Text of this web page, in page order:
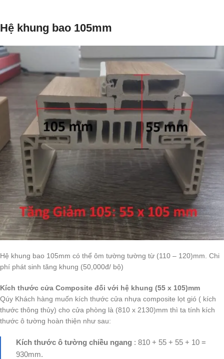
Hệ khung bao 105mm
Hệ khung bao 105mm có thể ôm tường tường từ (110 – 120)mm. Chi
phí phát sinh tăng khung (50,000đ/ bộ)
Kích thước cửa Composite đối với hệ khung (55 x 105)mm
Qúy Khách hàng muốn kích thước cửa nhựa composite lọt gió ( kích
thước thông thủy) cho cửa phòng là (810 x 2130)mm thì ta tính kích
thước ô tường hoàn thiện như sau:
Kích thước ô tường chiều ngang : 810 + 55 + 55 + 10 =
930mm.